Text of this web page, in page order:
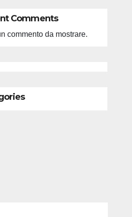
Comments
commento da mostrare.